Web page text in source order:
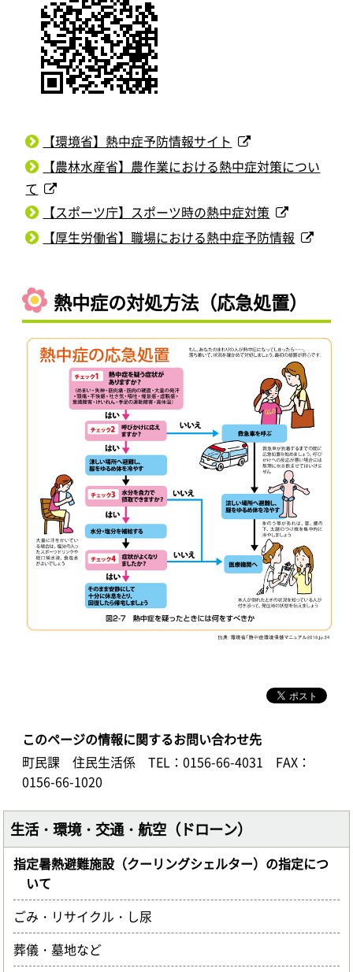
【環境省】熱中症予防情報サイト
【農林水産省】農作業における熱中症対策につい
て
【スポーツ庁】スポーツ時の熱中症対策
【厚生労働省】職場における熱中症予防情報
熱中症の対処方法（応急処置）
このページの情報に関するお問い合わせ先
町民課 住民生活係
TEL：0156-66-4031
FAX：
0156-66-1020
生活・環境・交通・航空（ドローン）
指定暑熱避難施設（クーリングシェルター）の指定につ
いて
ごみ・リサイクル・し尿
葬儀・墓地など